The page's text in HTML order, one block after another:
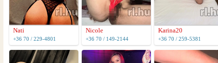
Nati
+36 70 / 229-4801
Nicole
+36 70 / 149-2144
Karina20
+36 70 / 259-5381